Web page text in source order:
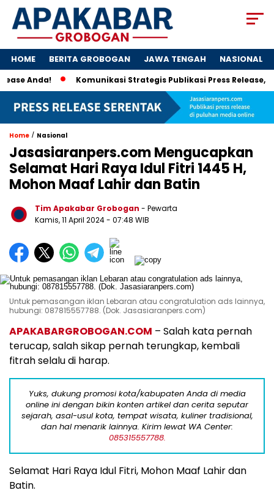
HOME BERITA GROBOGAN JAWA TENGAH NASIONAL
Anda! Komunikasi Strategis Publikasi Press Release,
Home / Nasional
Jasasiaranpers.com Mengucapkan
Selamat Hari Raya Idul Fitri 1445 H,
Mohon Maaf Lahir dan Batin
Tim Apakabar Grobogan - Pewarta
Kamis, 11 April 2024 - 07:48 WIB
Untuk pemasangan iklan Lebaran atau congratulation ads lainnya,
hubungi: 087815557788. (Dok. Jasasiaranpers.com)
APAKABARGROBOGAN.COM – Salah kata pernah
terucap, salah sikap pernah terungkap, kembali
fitrah selalu di harap.
Yuks, dukung promosi kota/kabupaten Anda di media
online ini dengan bikin konten artikel dan cerita seputar
sejarah, asal-usul kota, tempat wisata, kuliner tradisional,
dan hal menarik lainnya. Kirim lewat WA Center:
085315557788.
Selamat Hari Raya Idul Fitri, Mohon Maaf Lahir dan
Batin.